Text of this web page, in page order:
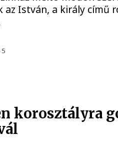
az István, a király című
korosztályra